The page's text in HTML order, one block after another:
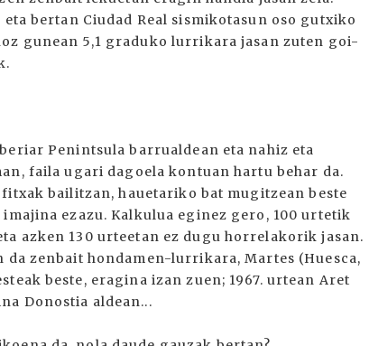
bertan Ciudad Real sismikotasun oso gutxiko
gunean 5,1 graduko lurrikara jasan zuten goi-
Penintsula barrualdean eta nahiz eta
faila ugari dagoela kontuan hartu behar da.
bailitzan, hauetariko bat mugitzean beste
ezazu. Kalkulua eginez gero, 100 urtetik
azken 130 urteetan ez dugu horrelakorik jasan.
zenbait hondamen-lurrikara, Martes (Huesca,
beste, eragina izan zuen; 1967. urtean Aret
Donostia aldean...